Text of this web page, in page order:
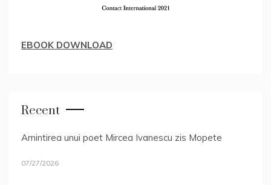
EBOOK DOWNLOAD
Recent
Amintirea unui poet Mircea Ivanescu zis Mopete
07/27/2026